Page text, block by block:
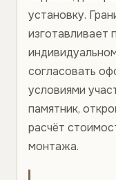
установку.
изготавливает
согласовать
условиями
памятник,
расчёт
монтажа.